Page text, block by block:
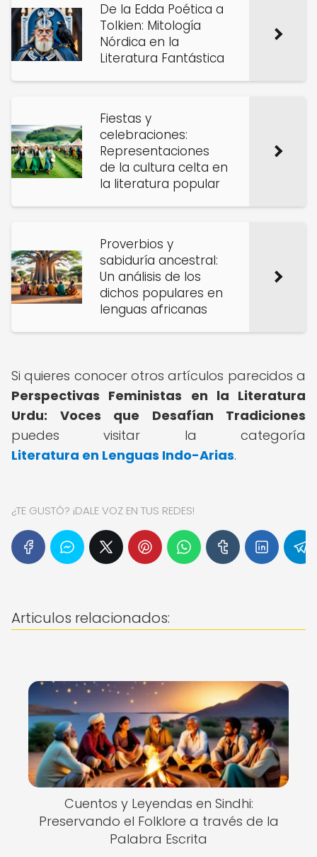
De la Edda Poética a
Tolkien: Mitología
Nórdica en la
Literatura Fantástica
Fiestas y
celebraciones:
Representaciones
de la cultura celta en
la literatura popular
Proverbios y
sabiduría ancestral:
Un análisis de los
dichos populares en
lenguas africanas
Si quieres conocer otros artículos parecidos a
Perspectivas Feministas en la Literatura
Urdu: Voces que Desafían Tradiciones
puedes visitar la categoría
Literatura en Lenguas Indo-Arias.
¿TE GUSTÓ? ¡DALE VOZ EN TUS REDES!
Articulos relacionados:
Cuentos y Leyendas en Sindhi:
Preservando el Folklore a través de la
Palabra Escrita